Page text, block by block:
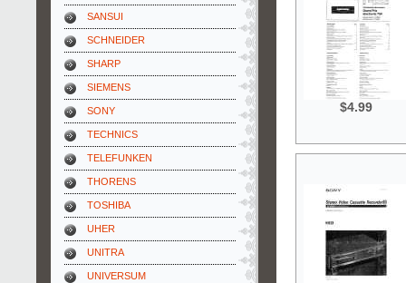
SANSUI
SCHNEIDER
SHARP
SIEMENS
SONY
TECHNICS
TELEFUNKEN
THORENS
TOSHIBA
UHER
UNITRA
UNIVERSUM
$4.99